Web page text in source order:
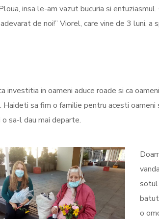
insa le-am vazut bucuria si
de noi!” Viorel, care vine de 3 luni, a
investitia in oameni aduce roade si ca
Haideti sa fim o familie pentru acesti oameni
o sa-l dau mai departe.
sotul
o